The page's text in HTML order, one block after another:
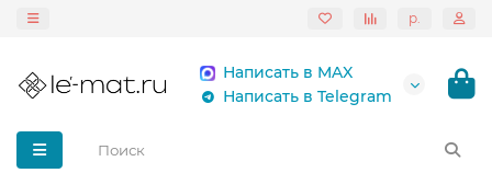
р.
Написать в MAX
Написать в Telegram